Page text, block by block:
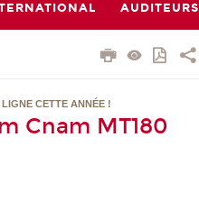
AUDITEURS
CETTE ANNÉE !
Cnam MT180